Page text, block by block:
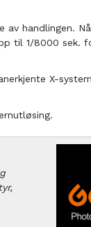
handlingen.
til 1/8000 sek.
X-